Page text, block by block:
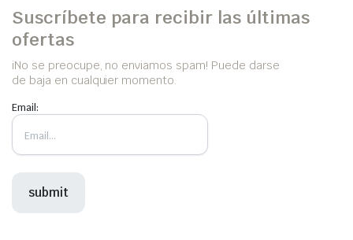
Suscríbete para recibir las últimas
ofertas
iNo se preocupe, no enviamos spam! Puede darse
de baja en cualquier momento.
Email: